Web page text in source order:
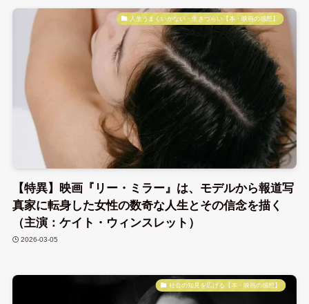
人生うまくいかない・生きづらい【本・映画の感想】
【特異】映画『リー・ミラー』は、モデルから報道写
真家に転身した女性の数奇な人生とその信念を描く
（主演：ケイト・ウィンスレット）
2026-03-05
社会の知見を広げる【本・映画の感想】